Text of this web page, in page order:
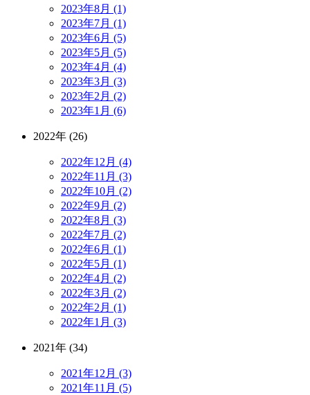
2023年8月 (1)
2023年7月 (1)
2023年6月 (5)
2023年5月 (5)
2023年4月 (4)
2023年3月 (3)
2023年2月 (2)
2023年1月 (6)
2022年 (26)
2022年12月 (4)
2022年11月 (3)
2022年10月 (2)
2022年9月 (2)
2022年8月 (3)
2022年7月 (2)
2022年6月 (1)
2022年5月 (1)
2022年4月 (2)
2022年3月 (2)
2022年2月 (1)
2022年1月 (3)
2021年 (34)
2021年12月 (3)
2021年11月 (5)